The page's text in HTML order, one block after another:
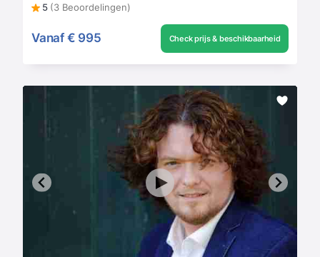
5 (3 Beoordelingen)
Vanaf € 995 Check prijs & beschikbaarheid